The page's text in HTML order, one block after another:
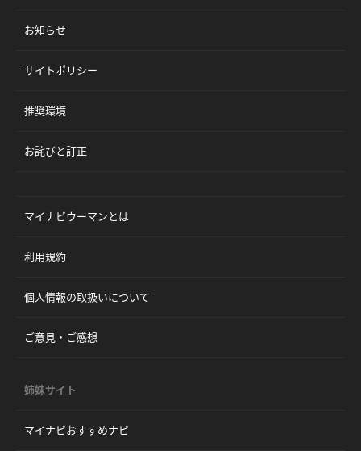
お知らせ
サイトポリシー
推奨環境
お詫びと訂正
マイナビウーマンとは
利用規約
個人情報の取扱いについて
ご意見・ご感想
姉妹サイト
マイナビおすすめナビ